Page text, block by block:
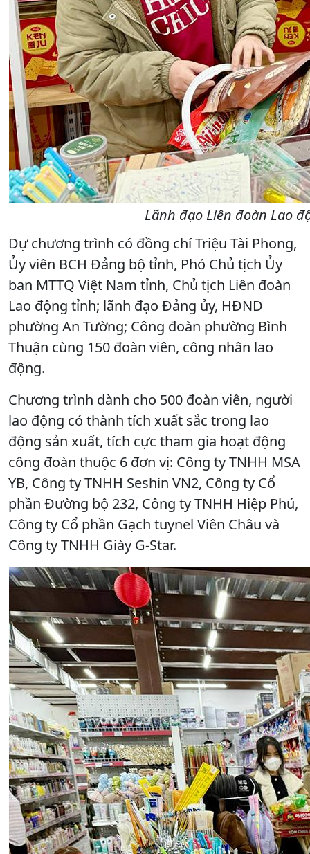
Lãnh đạo Liên đoàn Lao
Dự chương trình có đồng chí Triệu Tài Phong,
Ủy viên BCH Đảng bộ tỉnh, Phó Chủ tịch Ủy
ban MTTQ Việt Nam tỉnh, Chủ tịch Liên đoàn
Lao động tỉnh; lãnh đạo Đảng ủy, HĐND
phường An Tường; Công đoàn phường Bình
Thuận cùng 150 đoàn viên, công nhân lao
động.
Chương trình dành cho 500 đoàn viên, người
lao động có thành tích xuất sắc trong lao
động sản xuất, tích cực tham gia hoạt động
công đoàn thuộc 6 đơn vị: Công ty TNHH MSA
YB, Công ty TNHH Seshin VN2, Công ty Cổ
phần Đường bộ 232, Công ty TNHH Hiệp Phú,
Công ty Cổ phần Gạch tuynel Viên Châu và
Công ty TNHH Giày G-Star.